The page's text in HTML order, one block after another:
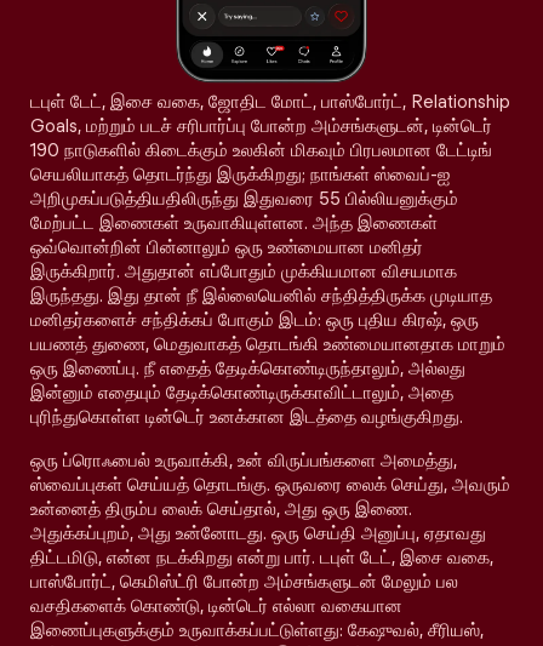
டபுள் டேட், இசை வகை, ஜோதிட மோட், பாஸ்போர்ட், Relationship
Goals, மற்றும் படச் சரிபார்ப்பு போன்ற அம்சங்களுடன், டின்டெர்
190 நாடுகளில் கிடைக்கும் உலகின் மிகவும் பிரபலமான டேட்டிங்
செயலியாகத் தொடர்ந்து இருக்கிறது; நாங்கள் ஸ்வைப்-ஐ
அறிமுகப்படுத்தியதிலிருந்து இதுவரை 55 பில்லியனுக்கும்
மேற்பட்ட இணைகள் உருவாகியுள்ளன. அந்த இணைகள்
ஒவ்வொன்றின் பின்னாலும் ஒரு உண்மையான மனிதர்
இருக்கிறார். அதுதான் எப்போதும் முக்கியமான விசயமாக
இருந்தது. இது தான் நீ இல்லையெனில் சந்தித்திருக்க முடியாத
மனிதர்களைச் சந்திக்கப் போகும் இடம்: ஒரு புதிய கிரஷ், ஒரு
பயணத் துணை, மெதுவாகத் தொடங்கி உண்மையானதாக மாறும்
ஒரு இணைப்பு. நீ எதைத் தேடிக்கொண்டிருந்தாலும், அல்லது
இன்னும் எதையும் தேடிக்கொண்டிருக்காவிட்டாலும், அதை
புரிந்துகொள்ள டின்டெர் உனக்கான இடத்தை வழங்குகிறது.
ஒரு ப்ரொஃபைல் உருவாக்கி, உன் விருப்பங்களை அமைத்து,
ஸ்வைப்புகள் செய்யத் தொடங்கு. ஒருவரை லைக் செய்து, அவரும்
உன்னைத் திரும்ப லைக் செய்தால், அது ஒரு இணை.
அதுக்கப்புறம், அது உன்னோடது. ஒரு செய்தி அனுப்பு, ஏதாவது
திட்டமிடு, என்ன நடக்கிறது என்று பார். டபுள் டேட், இசை வகை,
பாஸ்போர்ட், கெமிஸ்ட்ரி போன்ற அம்சங்களுடன் மேலும் பல
வசதிகளைக் கொண்டு, டின்டெர் எல்லா வகையான
இணைப்புகளுக்கும் உருவாக்கப்பட்டுள்ளது: கேஷுவல், சீரியஸ்,